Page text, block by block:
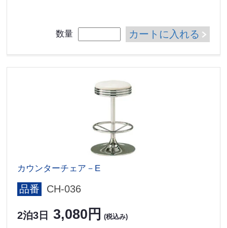
数量 カートに入れる
カウンターチェア－E
品番 CH-036
2泊3日 3,080円 (税込み)